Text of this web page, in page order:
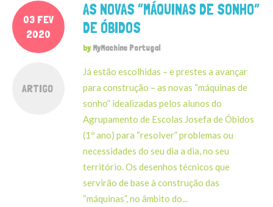
03 FEV
2020
ARTIGO
AS NOVAS “MÁQUINAS DE SONHO”
DE ÓBIDOS
by MyMachine Portugal
Já estão escolhidas – e prestes a avançar
para construção – as novas “máquinas de
sonho” idealizadas pelos alunos do
Agrupamento de Escolas Josefa de Óbidos
(1º ano) para “resolver” problemas ou
necessidades do seu dia a dia, no seu
território. Os desenhos técnicos que
servirão de base à construção das
“máquinas”, no âmbito do...